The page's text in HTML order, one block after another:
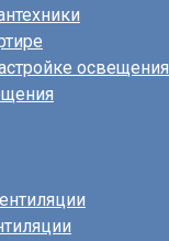
освещения